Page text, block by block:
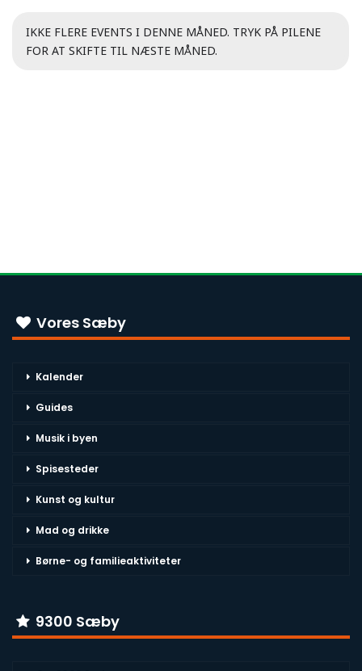
IKKE FLERE EVENTS I DENNE MÅNED. TRYK PÅ PILENE
FOR AT SKIFTE TIL NÆSTE MÅNED.
Vores Sæby
Kalender
Guides
Musik i byen
Spisesteder
Kunst og kultur
Mad og drikke
Børne- og familieaktiviteter
9300 Sæby